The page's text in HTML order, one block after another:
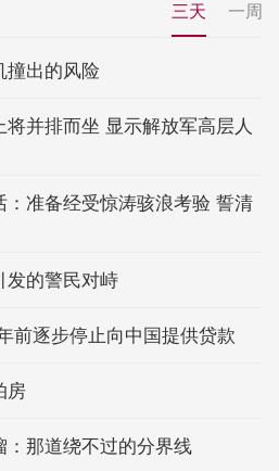
三天 一周
撞出的风险
并排而坐 显示解放军高层人
：准备经受惊涛骇浪考验 誓清
发的警民对峙
前逐步停止向中国提供贷款
房
那道绕不过的分界线